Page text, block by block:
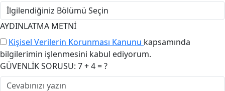
AYDINLATMA METNİ
Kişisel Verilerin Korunması Kanunu kapsamında
bilgilerimin işlenmesini kabul ediyorum.
GÜVENLİK SORUSU: 7 + 4 = ?